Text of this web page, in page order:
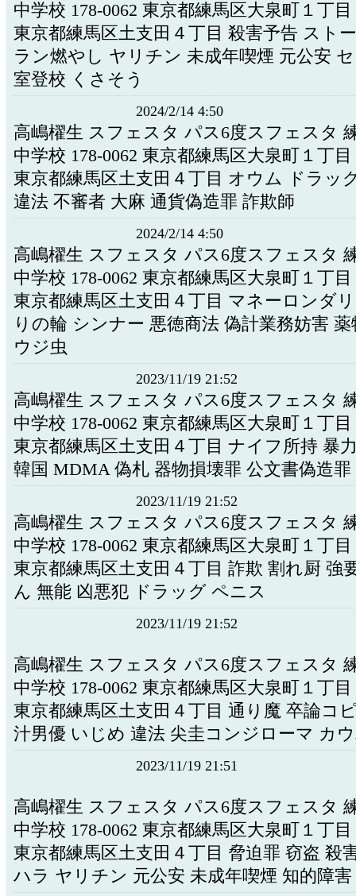
中学校 178-0062 東京都練馬区大泉町１丁
東京都練馬区土支田４丁目 殺害予告 スト
ラン燃やし ヤリチン 未成年喫煙 元公安
室登校 くさそう
2024/2/14 4:50
高嶋櫂生 スフェスタ パス6度スフェスタ
中学校 178-0062 東京都練馬区大泉町１丁
東京都練馬区土支田４丁目 オウム ドラッ
違法 不審者 大麻 通貨偽造罪 詐欺師
2024/2/14 4:50
高嶋櫂生 スフェスタ パス6度スフェスタ
中学校 178-0062 東京都練馬区大泉町１丁
東京都練馬区土支田４丁目 マネーロンダ
りの輪 シンナー 悪徳商法 偽計業務妨害
ウジ虫
2023/11/19 21:52
高嶋櫂生 スフェスタ パス6度スフェスタ
中学校 178-0062 東京都練馬区大泉町１丁
東京都練馬区土支田４丁目 ナイフ所持 暴
韓国 MDMA 偽札 器物損壊罪 公文書偽造罪
2023/11/19 21:52
高嶋櫂生 スフェスタ パス6度スフェスタ
中学校 178-0062 東京都練馬区大泉町１丁
東京都練馬区土支田４丁目 詐欺 割れ厨 強
ん 無能 凶悪犯 ドラッグ ペニス
2023/11/19 21:52
高嶋櫂生 スフェスタ パス6度スフェスタ
中学校 178-0062 東京都練馬区大泉町１丁
東京都練馬区土支田４丁目 通り魔 卒論コ
汁男優 いじめ 違法 尖圭コンジローマ カ
2023/11/19 21:51
高嶋櫂生 スフェスタ パス6度スフェスタ
中学校 178-0062 東京都練馬区大泉町１丁
東京都練馬区土支田４丁目 脅迫罪 窃盗 殺
ハラ ヤリチン 元公安 未成年喫煙 知的障害